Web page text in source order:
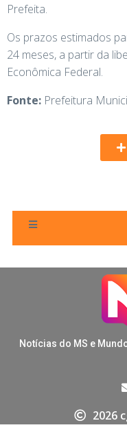
Prefeita.
Os prazos estimados
24 meses, a partir da
Econômica Federal.
Fonte: Prefeitura
Notícias do MS e
2026